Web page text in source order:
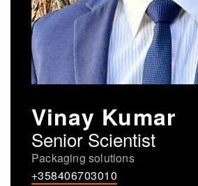
Vinay Kumar
Senior Scientist
Packaging solutions
+358406703010